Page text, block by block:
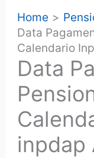
Home
Data
Calendario
Data
inpdap